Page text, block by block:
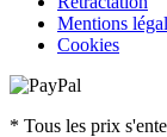
Mentions
Cookies
* Tous les prix